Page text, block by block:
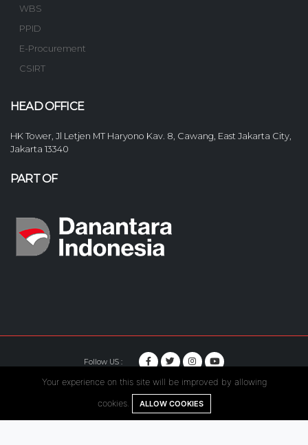
WBS
PPID
E-Procurement
CSIRT
HEAD OFFICE
HK Tower, Jl Letjen MT Haryono Kav. 8, Cawang, East Jakarta City,
Jakarta 13340
PART OF
Follow US :
© Copyright 2020. Hutama Karya All Rights Reserved.
Your experience on this site will be improved by allowing
cookies. ALLOW COOKIES